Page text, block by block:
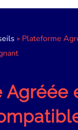
» Plateforme
Agréée